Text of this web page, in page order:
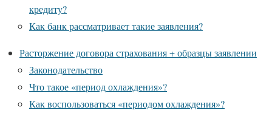
кредиту?
Как банк рассматривает такие заявления?
Расторжение договора страхования + образцы заявлении
Законодательство
Что такое «период охлаждения»?
Как воспользоваться «периодом охлаждения»?